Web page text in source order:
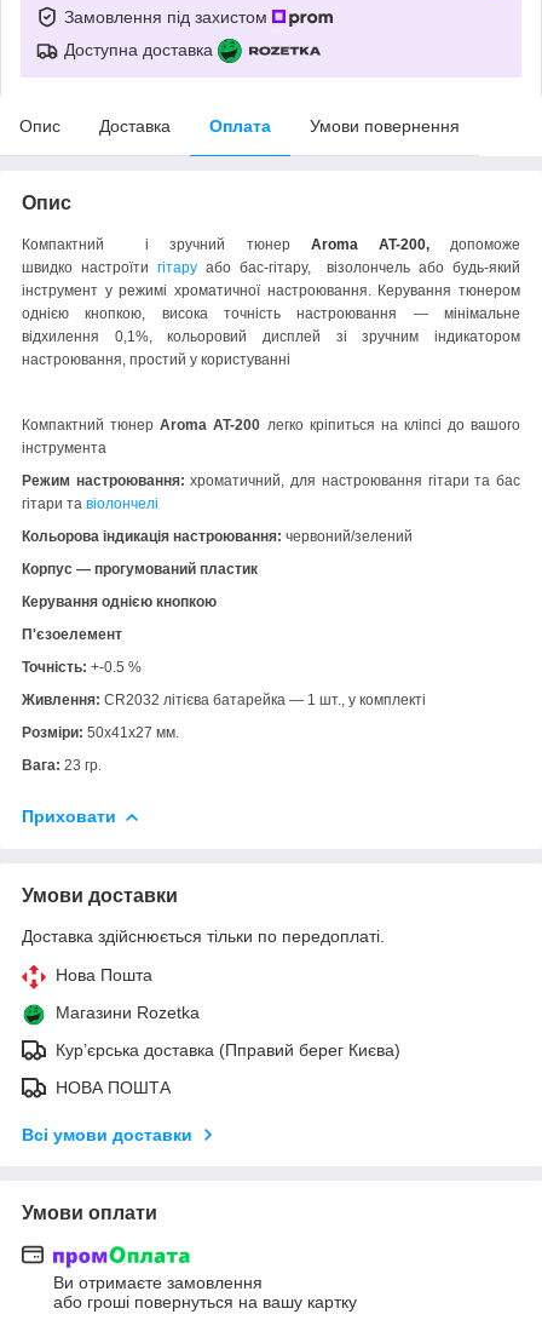
Замовлення під захистом
Доступна доставка
Опис Доставка Оплата Умови повернення
Опис
Компактнийі зручний тюнер Aroma AT-200, допоможе
швидко настроїти гітаруабо бас-гітару, візолончель або будь-який
інструмент у режимі хроматичної настроювання. Керування тюнером
однією кнопкою, висока точність настроювання — мінімальне
відхилення 0,1%, кольоровий дисплей зі зручним індикатором
настроювання, простий у користуванні
Компактний тюнер Aroma AT-200 легко кріпиться на кліпсі до вашого
інструмента
Режим настроювання: хроматичний, для настроювання гітари та бас
гітари та віолончелі
Кольорова індикація настроювання: червоний/зелений
Корпус — прогумований пластик
Керування однією кнопкою
П'єзоелемент
Точність: +-0.5 %
Живлення: CR2032 літієва батарейка — 1 шт., у комплекті
Розміри: 50х41х27 мм.
Вага: 23 гр.
Приховати
Умови доставки
Доставка здійснюється тільки по передоплаті.
Нова Пошта
Магазини Rozetka
Кур’єрська доставка (Пправий берег Києва)
НОВА ПОШТА
Всі умови доставки
Умови оплати
Ви отримаєте замовлення
або гроші повернуться на вашу картку